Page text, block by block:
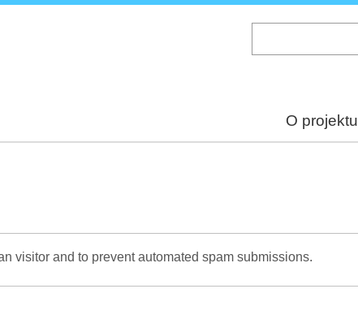
O projektu
visitor and to prevent automated spam submissions.